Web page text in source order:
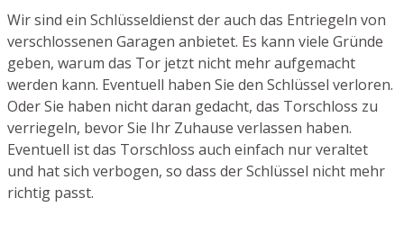
Wir sind ein Schlüsseldienst der auch das Entriegeln von
verschlossenen Garagen anbietet. Es kann viele Gründe
geben, warum das Tor jetzt nicht mehr aufgemacht
werden kann. Eventuell haben Sie den Schlüssel verloren.
Oder Sie haben nicht daran gedacht, das Torschloss zu
verriegeln, bevor Sie Ihr Zuhause verlassen haben.
Eventuell ist das Torschloss auch einfach nur veraltet
und hat sich verbogen, so dass der Schlüssel nicht mehr
richtig passt.